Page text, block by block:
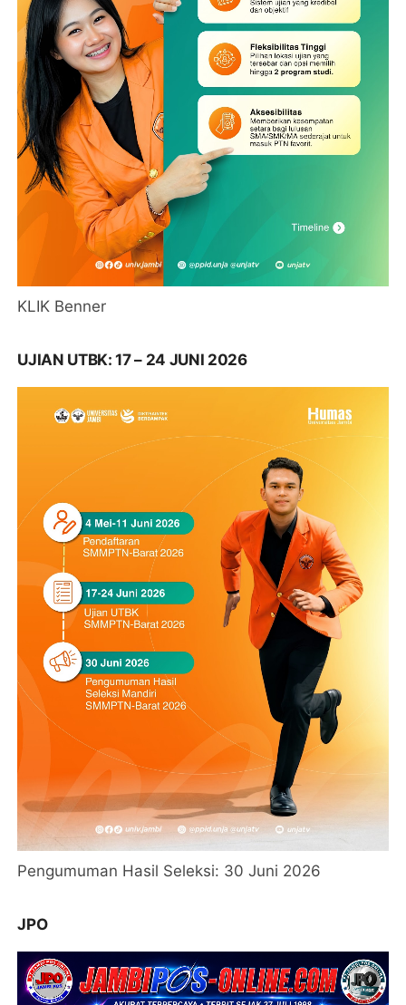
KLIK Benner
UJIAN UTBK: 17 – 24 JUNI 2026
Pengumuman Hasil Seleksi: 30 Juni 2026
JPO